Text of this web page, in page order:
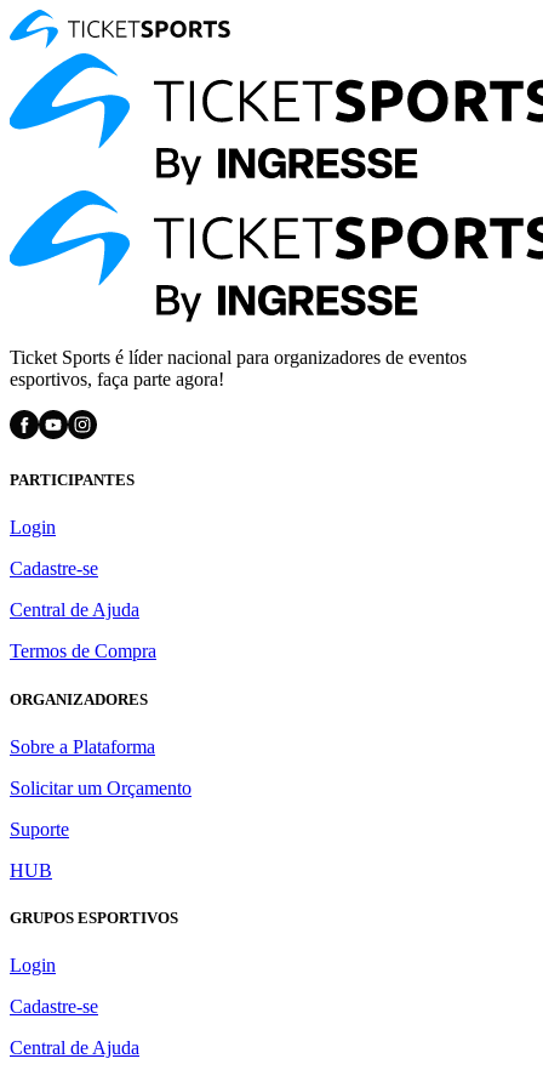
Ticket Sports é líder nacional para organizadores de eventos
esportivos, faça parte agora!
PARTICIPANTES
Login
Cadastre-se
Central de Ajuda
Termos de Compra
ORGANIZADORES
Sobre a Plataforma
Solicitar um Orçamento
Suporte
HUB
GRUPOS ESPORTIVOS
Login
Cadastre-se
Central de Ajuda